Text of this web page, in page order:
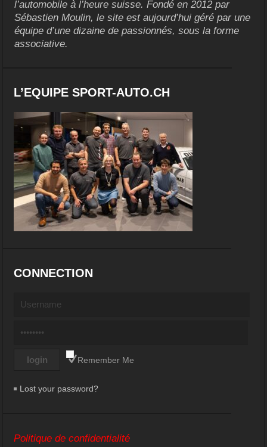
l’automobile à l’heure suisse. Fondé en 2012 par
Sébastien Moulin, le site est aujourd’hui géré par une
équipe d’une dizaine de passionnés, sous la forme
associative.
L’EQUIPE SPORT-AUTO.CH
CONNECTION
Remember Me
Lost your password?
Politique de confidentialité